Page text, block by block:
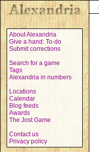
About Alexandria
Give a hand: To-do
Submit corrections
Search for a game
Tags
Alexandria in numbers
Locations
Calendar
Blog feeds
Awards
The Jost Game
Contact us
Privacy policy